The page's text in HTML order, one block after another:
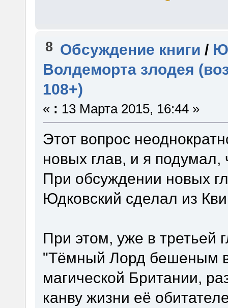
8 Обсуждение книги /
Волдеморта злодея
108+)
« : 13 Марта 2015, 16:44 »
Этот вопрос
новых глав, и я подумал,
При обсуждении новых
Юдковский сделал из
При этом, уже в третьей
"Тёмный Лорд бешеным
магической Британии,
канву жизни её